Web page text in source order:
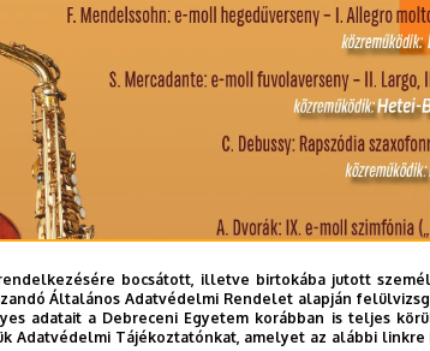
bocsátott, illetve birtokába jutott
Általános Adatvédelmi Rendelet alapján
adatait a Debreceni Egyetem korábban is teljes
Adatvédelmi Tájékoztatónkat, amelyet az alábbi